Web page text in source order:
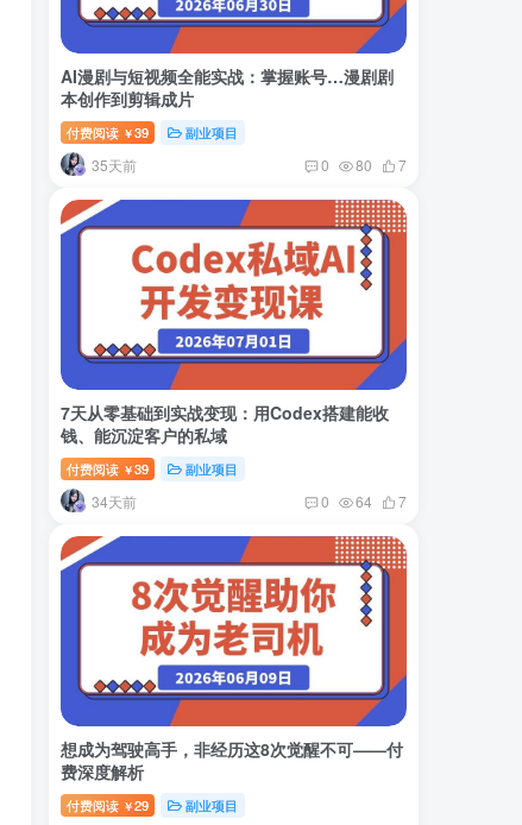
AI漫剧与短视频全能实战：掌握账号…漫剧剧
本创作到剪辑成片
付费阅读 ￥39 副业项目
35天前 0 80 7
7天从零基础到实战变现：用Codex搭建能收
钱、能沉淀客户的私域
付费阅读 ￥39 副业项目
34天前 0 64 7
想成为驾驶高手，非经历这8次觉醒不可——付
费深度解析
付费阅读 ￥29 副业项目